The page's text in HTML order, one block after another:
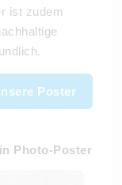
ist zudem
Poster
Photo-Poster